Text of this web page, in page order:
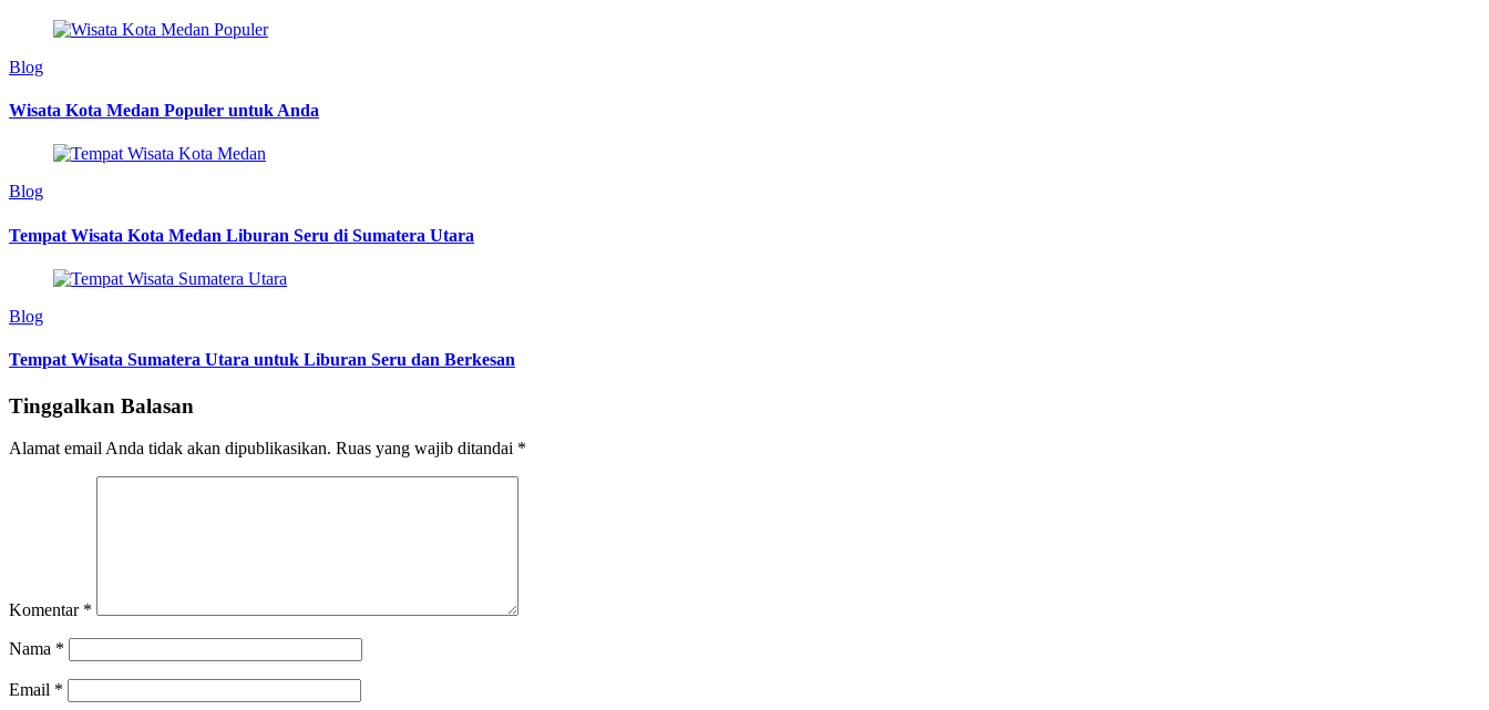
Blog
Wisata Kota Medan Populer untuk Anda
Blog
Tempat Wisata Kota Medan Liburan Seru di Sumatera Utara
Blog
Tempat Wisata Sumatera Utara untuk Liburan Seru dan Berkesan
Tinggalkan Balasan
Alamat email Anda tidak akan dipublikasikan. Ruas yang wajib ditandai *
Komentar *
Nama *
Email *